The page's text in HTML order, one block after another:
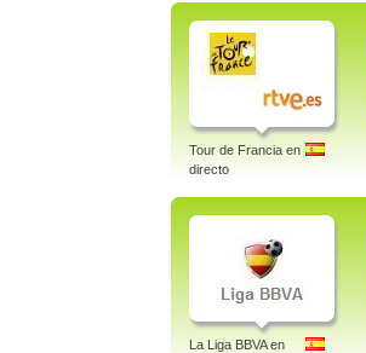
Tour de Francia en
directo
La Liga BBVA en